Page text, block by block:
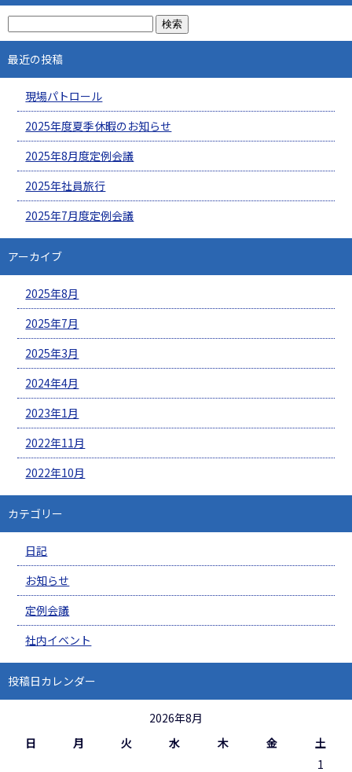
最近の投稿
現場パトロール
2025年度夏季休暇のお知らせ
2025年8月度定例会議
2025年社員旅行
2025年7月度定例会議
アーカイブ
2025年8月
2025年7月
2025年3月
2024年4月
2023年1月
2022年11月
2022年10月
カテゴリー
日記
お知らせ
定例会議
社内イベント
投稿日カレンダー
2026年8月
日
月 火 水 木 金
土
1